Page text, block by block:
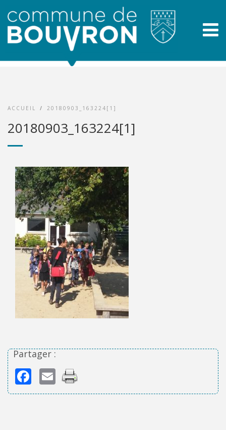
ACCUEIL / 20180903_163224[1]
20180903_163224[1]
Partager :
Facebook
Email